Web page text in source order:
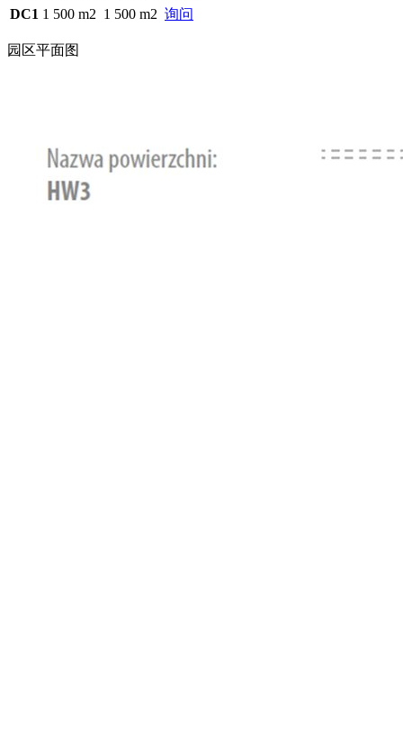
DC1 1 500 m2 1 500 m2 询问
园区平面图